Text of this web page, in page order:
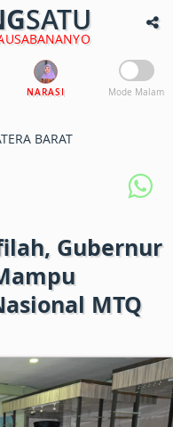
SATU
NARASI Mode Malam
BARAT
Gubernur
MTQ